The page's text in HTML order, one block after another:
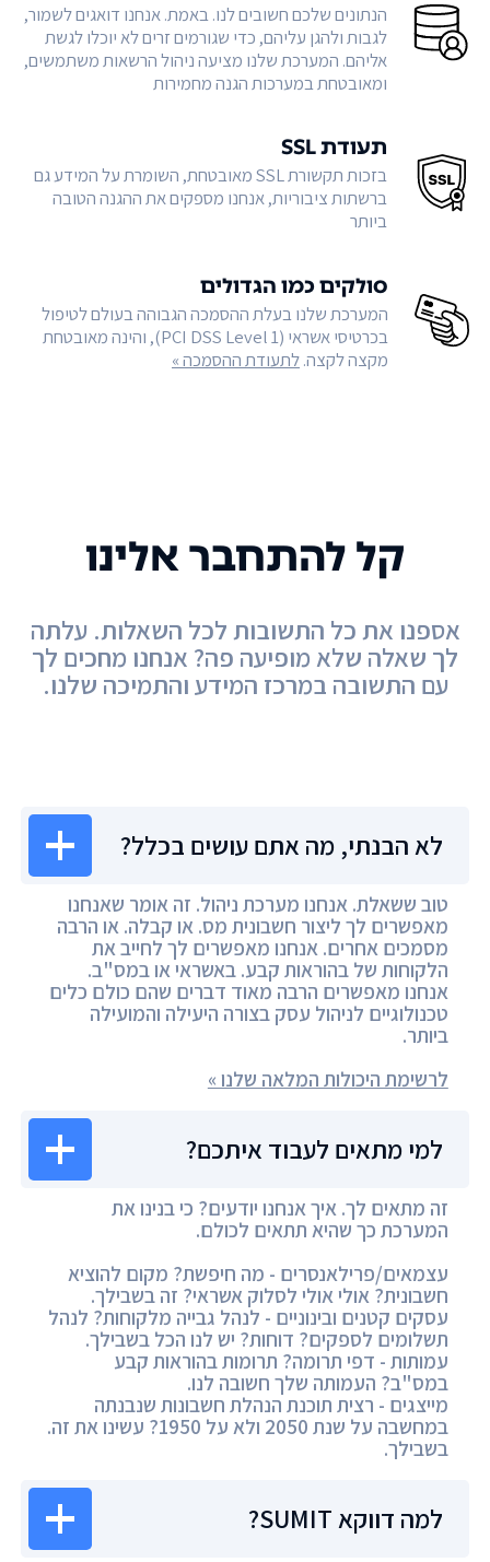
הנתונים שלכם חשובים לנו. באמת. אנחנו דואגים לשמור,
לגבות ולהגן עליהם, כדי שגורמים זרים לא יוכלו לגשת
אליהם. המערכת שלנו מציעה ניהול הרשאות משתמשים,
ומאובטחת במערכות הגנה מחמירות
תעודת SSL
בזכות תקשורת SSL מאובטחת, השומרת על המידע גם
ברשתות ציבוריות, אנחנו מספקים את ההגנה הטובה
ביותר
סולקים כמו הגדולים
המערכת שלנו בעלת ההסמכה הגבוהה בעולם לטיפול
בכרטיסי אשראי (PCI DSS Level 1), והינה מאובטחת
מקצה לקצה.לתעודת ההסמכה »
לא הבנתי, מה אתם עושים בכלל?
טוב ששאלת. אנחנו מערכת ניהול. זה אומר שאנחנו
מאפשרים לך ליצור חשבונית מס. או קבלה. או הרבה
מסמכים אחרים. אנחנו מאפשרים לך לחייב את
הלקוחות של בהוראות קבע. באשראי או במס"ב.
אנחנו מאפשרים הרבה מאוד דברים שהם כולם כלים
טכנולוגיים לניהול עסק בצורה היעילה והמועילה
ביותר.
לרשימת היכולות המלאה שלנו »
למי מתאים לעבוד איתכם?
זה מתאים לך. איך אנחנו יודעים? כי בנינו את
המערכת כך שהיא תתאים לכולם.
עצמאים/פרילאנסרים - מה חיפשת? מקום להוציא
חשבונית? אולי אולי לסלוק אשראי? זה בשבילך.
עסקים קטנים ובינוניים - לנהל גבייה מלקוחות? לנהל
תשלומים לספקים? דוחות? יש לנו הכל בשבילך.
עמותות - דפי תרומה? תרומות בהוראות קבע
במס"ב? העמותה שלך חשובה לנו.
מייצגים - רצית תוכנת הנהלת חשבונות שנבנתה
במחשבה על שנת 2050 ולא על 1950? עשינו את זה.
בשבילך.
למה דווקא SUMIT?
קל להתחבר אלינו
אספנו את כל התשובות לכל השאלות. עלתה
לך שאלה שלא מופיעה פה? אנחנו מחכים לך
עם התשובה במרכז המידע והתמיכה שלנו.